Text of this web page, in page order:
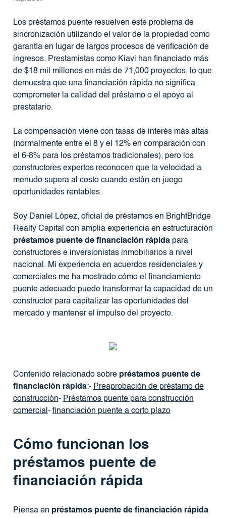
Los préstamos puente resuelven este problema de
sincronización utilizando el valor de la propiedad como
garantía en lugar de largos procesos de verificación de
ingresos. Prestamistas como Kiavi han financiado más
de $18 mil millones en más de 71,000 proyectos, lo que
demuestra que una financiación rápida no significa
comprometer la calidad del préstamo o el apoyo al
prestatario.
La compensación viene con tasas de interés más altas
(normalmente entre el 8 y el 12% en comparación con
el 6-8% para los préstamos tradicionales), pero los
constructores expertos reconocen que la velocidad a
menudo supera al costo cuando están en juego
oportunidades rentables.
Soy Daniel López, oficial de préstamos en BrightBridge
Realty Capital con amplia experiencia en estructuración
préstamos puente de financiación rápidapara
constructores e inversionistas inmobiliarios a nivel
nacional. Mi experiencia en acuerdos residenciales y
comerciales me ha mostrado cómo el financiamiento
puente adecuado puede transformar la capacidad de un
constructor para capitalizar las oportunidades del
mercado y mantener el impulso del proyecto.
Contenido relacionado sobre préstamos puente de
financiación rápida:- Preaprobación de préstamo de
construcción- Préstamos puente para construcción
comercial- financiación puente a corto plazo
Cómo funcionan los
préstamos puente de
financiación rápida
Piensa en préstamos puente de financiación rápida